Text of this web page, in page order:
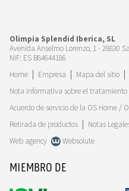
Olimpia Splendid Iberica, SL
Avenida Anselmo Lorenzo, 1 - 28830
NIF: ES B84644186
Home
Empresa
Mapa del sitio
Nota informativa sobre el tratamiento
Acuerdo de servicio de la OS Home /
Retirada de productos
Notas
Web agency
Websolute
MIEMBRO DE